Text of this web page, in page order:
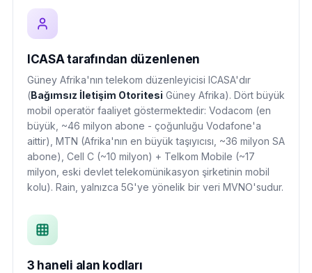
ICASA tarafından düzenlenen
Güney Afrika'nın telekom düzenleyicisi ICASA'dır
(Bağımsız İletişim Otoritesi Güney Afrika). Dört büyük
mobil operatör faaliyet göstermektedir: Vodacom (en
büyük, ~46 milyon abone - çoğunluğu Vodafone'a
aittir), MTN (Afrika'nın en büyük taşıyıcısı, ~36 milyon SA
abone), Cell C (~10 milyon) + Telkom Mobile (~17
milyon, eski devlet telekomünikasyon şirketinin mobil
kolu). Rain, yalnızca 5G'ye yönelik bir veri MVNO'sudur.
3 haneli alan kodları